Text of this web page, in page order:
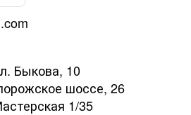
Быкова, 10
шоссе, 26
1/35